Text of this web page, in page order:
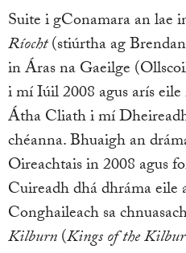
Suite i gConamara an lae
Ríocht(stiúrtha ag
in Áras na Gaeilge
i mí Iúil 2008 agus arís
Átha Cliath i mí
chéanna. Bhuaigh an
Oireachtais in 2008 agus
Cuireadh dhá dhráma eile
Conghaileach sa
Kilburn(Kings of the